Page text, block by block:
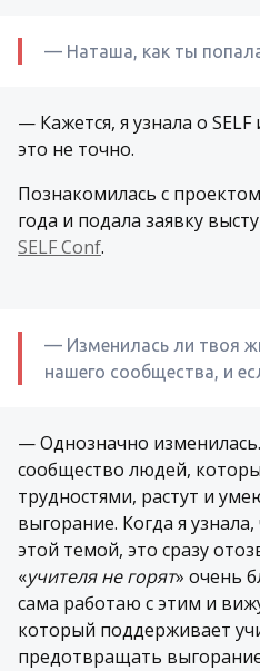
— Наташа, как ты
— Кажется, я узнала о
это не точно.
Познакомилась с
года и подала заявку
SELF Conf.
— Изменилась ли твоя
нашего сообщества, и
— Однозначно
сообщество людей,
трудностями, растут и
выгорание. Когда я
этой темой, это сразу
«учителя не горят» очень
сама работаю с этим и
который поддерживает
предотвращать